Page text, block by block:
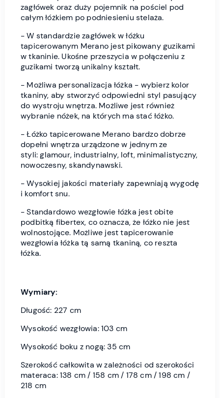
zagłówek oraz duży pojemnik na pościel pod
całym łóżkiem po podniesieniu stelaża.
- W standardzie zagłówek w łóżku
tapicerowanym Merano jest pikowany guzikami
w tkaninie. Ukośne przeszycia w połączeniu z
guzikami tworzą unikalny kształt.
- Możliwa personalizacja łóżka - wybierz kolor
tkaniny, aby stworzyć odpowiedni styl pasujący
do wystroju wnętrza. Możliwe jest również
wybranie nóżek, na których ma stać łóżko.
- Łóżko tapicerowane Merano bardzo dobrze
dopełni wnętrza urządzone w jednym ze
styli:glamour, industrialny, loft, minimalistyczny,
nowoczesny, skandynawski.
- Wysokiej jakości materiały zapewniają wygodę
i komfort snu.
- Standardowo wezgłowie łóżka jest obite
podbitką fibertex, co oznacza, że łóżko nie jest
wolnostojące. Możliwe jest tapicerowanie
wezgłowia łóżka tą samą tkaniną, co reszta
łóżka.
Wymiary:
Długość: 227 cm
Wysokość wezgłowia: 103 cm
Wysokość boku z nogą: 35 cm
Szerokość całkowita w zależności od szerokości
materaca: 138 cm / 158 cm / 178 cm / 198 cm /
218 cm